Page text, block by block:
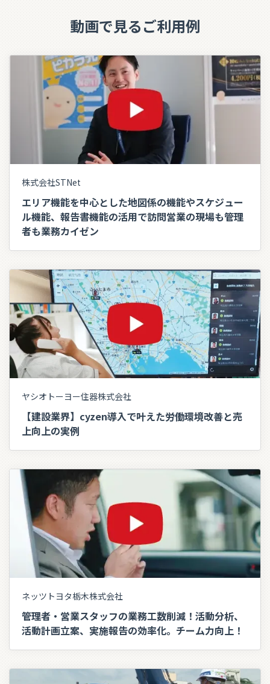
動画で見るご利用例
株式会社STNet
エリア機能を中心とした地図係の機能やスケジュー
ル機能、報告書機能の活用で訪問営業の現場も管理
者も業務カイゼン
ヤシオトーヨー住器株式会社
【建設業界】cyzen導入で叶えた労働環境改善と売
上向上の実例
ネッツトヨタ栃木株式会社
管理者・営業スタッフの業務工数削減！活動分析、
活動計画立案、実施報告の効率化。チーム力向上！